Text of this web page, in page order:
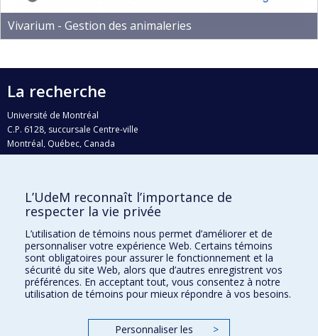
Vivarium - Gestion des animaleries
La recherche
Université de Montréal
C.P. 6128, succursale Centre-ville
Montréal, Québec, Canada
H3C 3J7
Qui fait quoi?
Nous trouver
Plan du site
Accessibilité
L’UdeM reconnaît l’importance de
respecter la vie privée
L’utilisation de témoins nous permet d’améliorer et de
personnaliser votre expérience Web. Certains témoins
sont obligatoires pour assurer le fonctionnement et la
sécurité du site Web, alors que d’autres enregistrent vos
préférences. En acceptant tout, vous consentez à notre
utilisation de témoins pour mieux répondre à vos besoins.
Personnaliser les
>